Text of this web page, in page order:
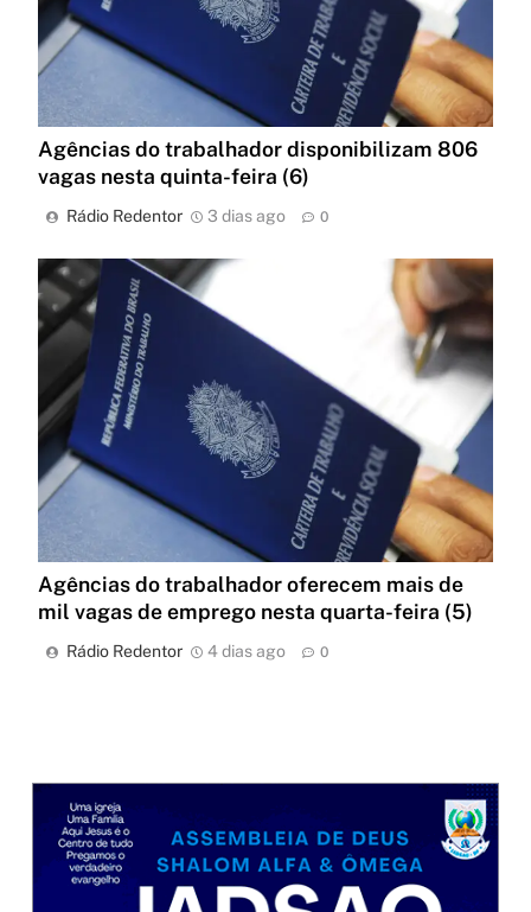
Agências do trabalhador disponibilizam 806
vagas nesta quinta-feira (6)
Rádio Redentor 3 dias ago 0
Agências do trabalhador oferecem mais de
mil vagas de emprego nesta quarta-feira (5)
Rádio Redentor 4 dias ago 0